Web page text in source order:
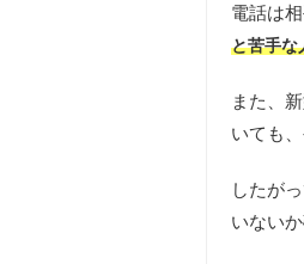
電話は
と苦手な
また、
いても
したが
いない